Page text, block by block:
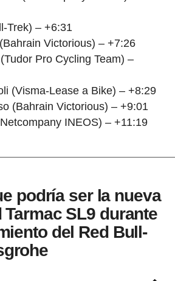
Trek) – +6:31
Victorious) – +7:26
Pro Cycling Team) –
(Visma-Lease a Bike) – +8:29
(Bahrain Victorious) – +9:01
INEOS) – +11:19
podría ser la nueva
Tarmac SL9 durante
del Red Bull-